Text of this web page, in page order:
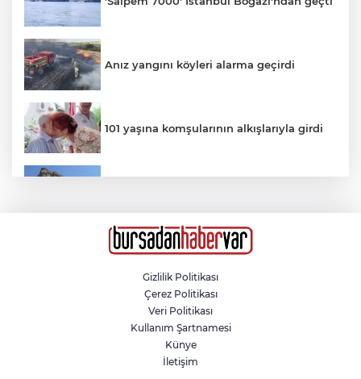
Anız yangını köyleri alarma geçirdi
101 yaşına komşularının alkışlarıyla girdi
Su stresi çağı yaklaşıyor! Uzmanlardan
Komşusunu öldürüp evini ve aracını
ateşe verdi
AHBAP soruşturmasında milyonluk
Gizlilik Politikası
Çerez Politikası
Veri Politikası
Kullanım Şartnamesi
Künye
İletişim